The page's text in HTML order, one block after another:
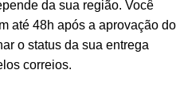
da sua região. Você
até 48h após a aprovação do
o status da sua entrega
correios.